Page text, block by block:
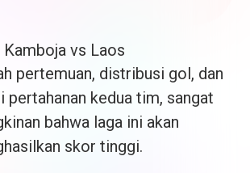
vs Laos
pertemuan, distribusi gol, dan
pertahanan kedua tim, sangat
bahwa laga ini akan
skor tinggi.